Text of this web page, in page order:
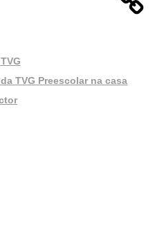
TVG Preescolar na casa